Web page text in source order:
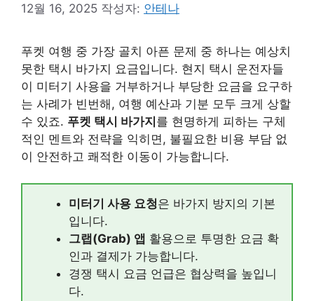
12월 16, 2025 작성자: 안테나
푸켓 여행 중 가장 골치 아픈 문제 중 하나는 예상치
못한 택시 바가지 요금입니다. 현지 택시 운전자들
이 미터기 사용을 거부하거나 부당한 요금을 요구하
는 사례가 빈번해, 여행 예산과 기분 모두 크게 상할
수 있죠. 푸켓 택시 바가지를 현명하게 피하는 구체
적인 멘트와 전략을 익히면, 불필요한 비용 부담 없
이 안전하고 쾌적한 이동이 가능합니다.
미터기 사용 요청은 바가지 방지의 기본
입니다.
그랩(Grab) 앱 활용으로 투명한 요금 확
인과 결제가 가능합니다.
경쟁 택시 요금 언급은 협상력을 높입니
다.